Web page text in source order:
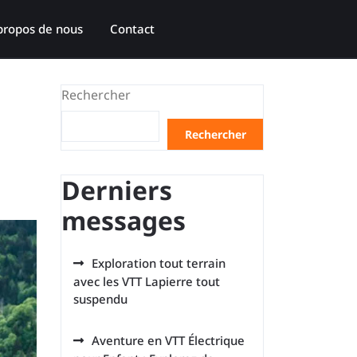
de nous Contact
Rechercher
Rechercher
Derniers
messages
Exploration tout terrain
avec les VTT Lapierre tout
suspendu
Aventure en VTT Électrique